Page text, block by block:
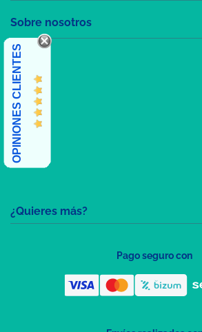
¿Quieres más?
Sobre nosotros
OPINIONES CLIENTES
Pago seguro con